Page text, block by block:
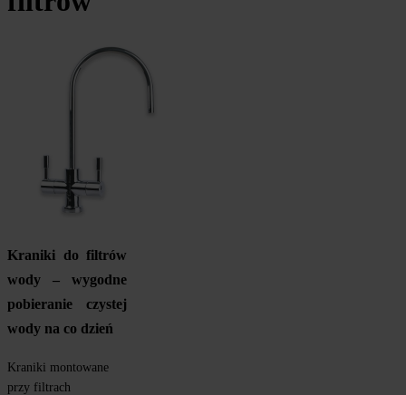
Kraniki do filtrów
wody – wygodne
pobieranie czystej
wody na co dzień
Kraniki montowane
przy filtrach